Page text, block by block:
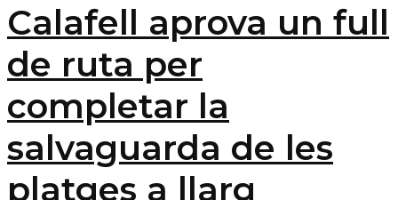
Calafell aprova un full
de ruta per
completar la
salvaguarda de les
platges a llarg